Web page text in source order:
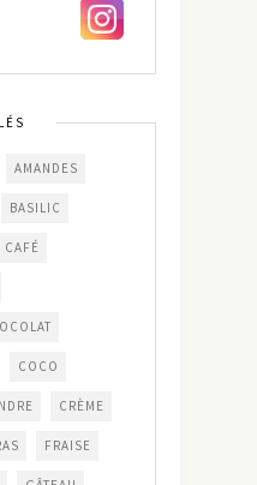
AMANDES
BASILIC
CAFÉ
COCO
CRÈME
FRAISE